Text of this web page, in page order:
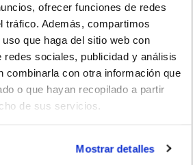
ofrecer funciones de redes
tráfico. Además, compartimos
que haga del sitio web con
redes sociales, publicidad y análisis
combinarla con otra información que
o que hayan recopilado a partir
de sus servicios.
Mostrar detalles
no coincidir con el vehículo
información publicada ha sido
ofertante del renting y tiene solo
contractuales.
SBD-21379 3s-4s Última
16